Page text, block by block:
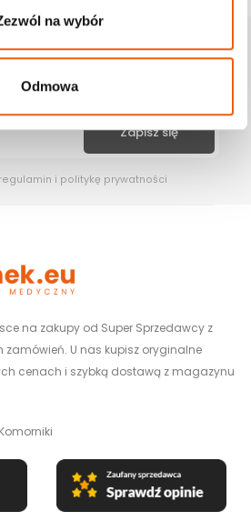
na wybór
Odmowa
Na Newsletter
wszystkimi nowościami i promocjami.
regulamin i politykę prywatności
na zakupy od Super Sprzedawcy z
U nas kupisz oryginalne
cenach i szybką dostawą z magazynu